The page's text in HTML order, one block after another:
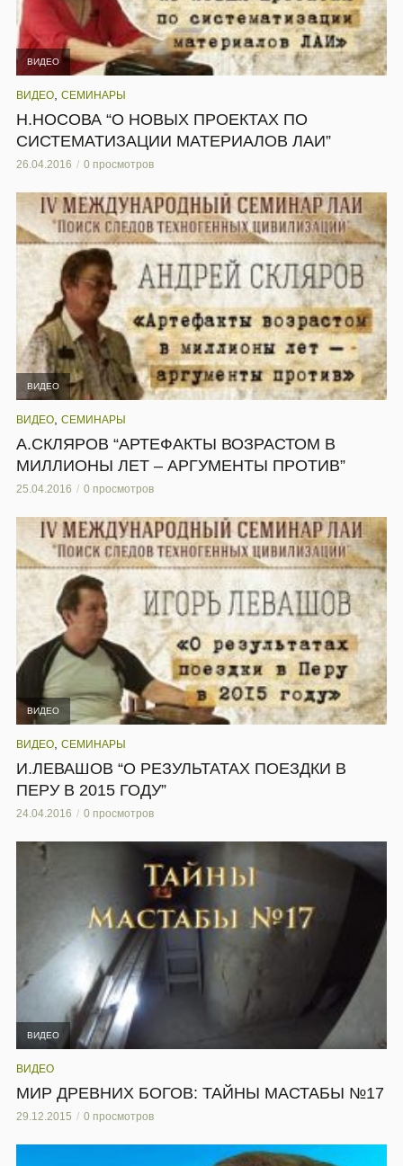
ВИДЕО
ВИДЕО СЕМИНАРЫ
Н.НОСОВА “О НОВЫХ ПРОЕКТАХ ПО
СИСТЕМАТИЗАЦИИ МАТЕРИАЛОВ ЛАИ”
26.04.2016 0 просмотров
ВИДЕО
ВИДЕО СЕМИНАРЫ
А.СКЛЯРОВ “АРТЕФАКТЫ ВОЗРАСТОМ В
МИЛЛИОНЫ ЛЕТ – АРГУМЕНТЫ ПРОТИВ”
25.04.2016 0 просмотров
ВИДЕО
ВИДЕО СЕМИНАРЫ
И.ЛЕВАШОВ “О РЕЗУЛЬТАТАХ ПОЕЗДКИ В
ПЕРУ В 2015 ГОДУ”
24.04.2016 0 просмотров
ВИДЕО
ВИДЕО
МИР ДРЕВНИХ БОГОВ: ТАЙНЫ МАСТАБЫ №17
29.12.2015 0 просмотров